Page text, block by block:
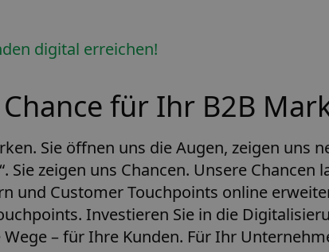
digital erreichen!
für Ihr B2B
Sie öffnen uns die Augen, zeigen uns
Sie zeigen uns Chancen. Unsere
und Customer Touchpoints online
Investieren Sie in die
– für Ihre Kunden. Für Ihr